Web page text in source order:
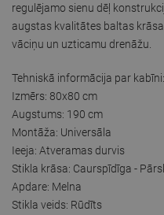
regulējamo sienu dēļ
augstas kvalitātes baltas
vāciņu un uzticamu drenāžu.
Tehniskā informācija par kabīni:
Izmērs: 80x80 cm
Augstums: 190 cm
Montāža: Universāla
Ieeja: Atveramas durvis
Stikla krāsa: Caurspīdīga -
Apdare: Melna
Stikla veids: Rūdīts